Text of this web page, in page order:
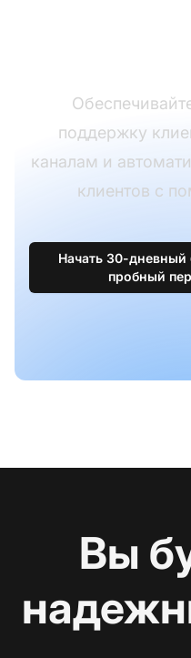
поддержку
каналам и
клиентов с
Начать 30-дневный
пробный
Вы